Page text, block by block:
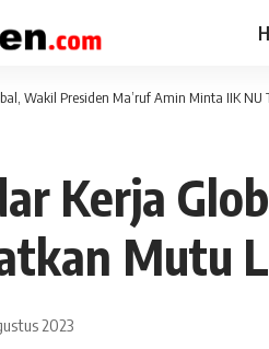
Wakil Presiden Ma’ruf Amin Minta IIK
Kerja
Mutu
2023